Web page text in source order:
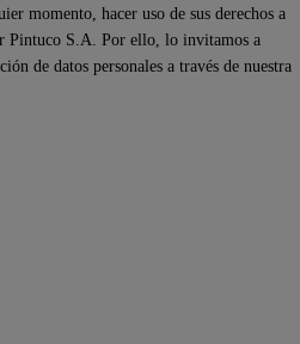
momento, hacer uso de sus derechos a
Pintuco S.A. Por ello, lo invitamos a
de datos personales a través de nuestra